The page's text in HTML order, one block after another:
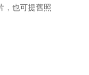
，也可提舊照